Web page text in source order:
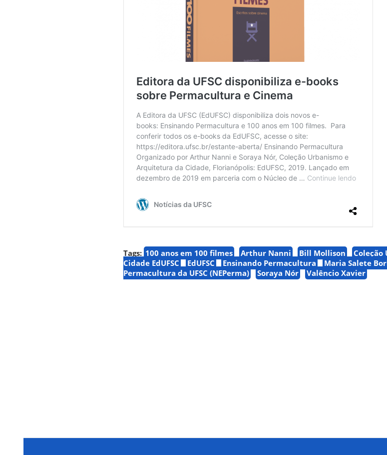
Tags: 100 anos em 100 filmes Arthur Nanni Bill Mollison
Cidade EdUFSC
EdUFSC Ensinando Permacultura Maria Salete
Permacultura da UFSC (NEPerma)
Soraya Nór Valêncio Xavier